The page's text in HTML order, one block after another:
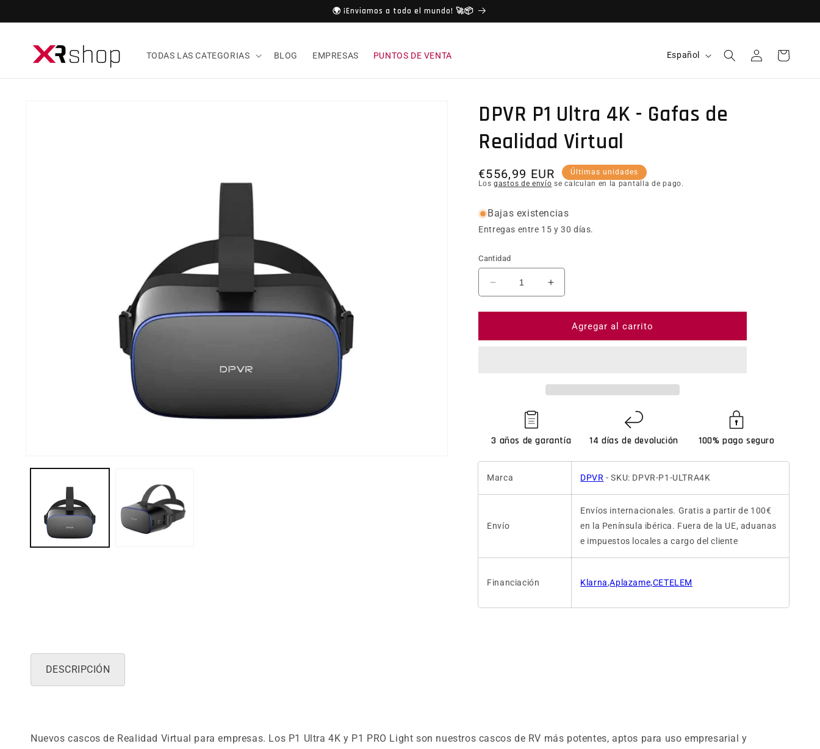
🌍 ¡Enviamos a todo el mundo! 🚀📦
TODAS LAS CATEGORIAS BLOG EMPRESAS PUNTOS DE VENTA Idioma
Español Iniciar sesiónCarrito
DPVR P1 Ultra 4K - Gafas de
Realidad Virtual
Precio habitual
€556,99 EUR
Últimas unidades
Los gastos de envío se calculan en la pantalla de pago.
Bajas existencias
Entregas entre 15 y 30 días.
Cantidad
Reducir cantidad para DPVR P1 Ultra 4K - Gafas de Realidad
Aumentar cantidad para DPVR P1 Ultra 4K - Gafas de
Agregar al carrito
3 años de garantía 14 días de devolución 100% pago seguro
Marca DPVR - SKU: DPVR-P1-ULTRA4K
Envío
Envíos internacionales. Gratis a partir de 100€
en la Península ibérica. Fuera de la UE, aduanas
e impuestos locales a cargo del cliente
Financiación Klarna,Aplazame,CETELEM
DESCRIPCIÓN
Nuevos cascos de Realidad Virtual para empresas. Los P1 Ultra 4K y P1 PRO Light son nuestros cascos de RV más potentes, aptos para uso empresarial y